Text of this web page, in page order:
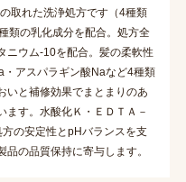
取れた洗浄処方です（4種類
類の乳化成分を配合。処方全
ニウム-10を配合。髪の柔軟性
アスパラギン酸Naなど4種類
いと補修効果でまとまりのあ
ます。水酸化Ｋ・ＥＤＴＡ－
の安定性とpHバランスを支
の品質保持に寄与します。